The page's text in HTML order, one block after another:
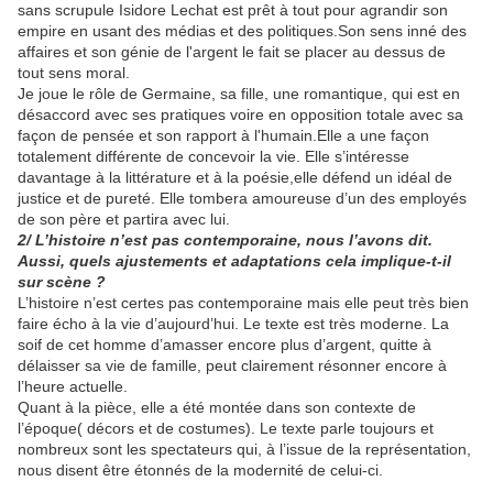
sans scrupule Isidore Lechat est prêt à tout pour agrandir son
empire en usant des médias et des politiques.Son sens inné des
affaires et son génie de l'argent le fait se placer au dessus de
tout sens moral.
Je joue le rôle de Germaine, sa fille, une romantique, qui est en
désaccord avec ses pratiques voire en opposition totale avec sa
façon de pensée et son rapport à l'humain.Elle a une façon
totalement différente de concevoir la vie. Elle s’intéresse
davantage à la littérature et à la poésie,elle défend un idéal de
justice et de pureté. Elle tombera amoureuse d’un des employés
de son père et partira avec lui.
2/ L’histoire n’est pas contemporaine, nous l’avons dit.
Aussi, quels ajustements et adaptations cela implique-t-il
sur scène ?
L’histoire n’est certes pas contemporaine mais elle peut très bien
faire écho à la vie d’aujourd’hui. Le texte est très moderne. La
soif de cet homme d’amasser encore plus d’argent, quitte à
délaisser sa vie de famille, peut clairement résonner encore à
l’heure actuelle.
Quant à la pièce, elle a été montée dans son contexte de
l’époque( décors et de costumes). Le texte parle toujours et
nombreux sont les spectateurs qui, à l’issue de la représentation,
nous disent être étonnés de la modernité de celui-ci.